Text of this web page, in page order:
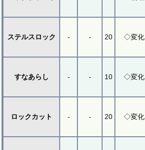
ステルスロック - - 20 ◇変化
すなあらし - - 10 ◇変化
ロックカット - - 20 ◇変化